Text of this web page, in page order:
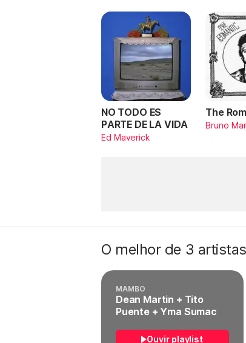
NO TODO ES
PARTE DE LA VIDA
Ed Maverick
The
Bruno
O melhor de 3
MAMBO
Dean Martin + Tito
Puente + Yma Sumac
Ouvir playlist